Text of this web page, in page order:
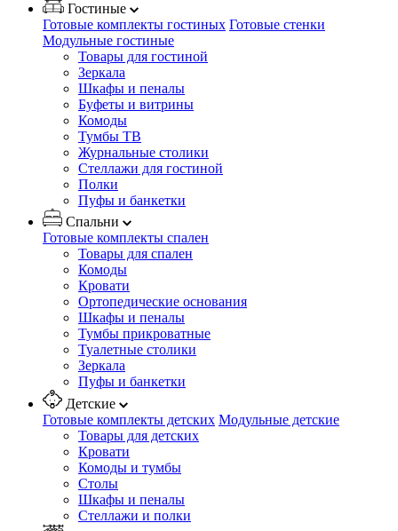
Гостиные
Готовые комплекты гостиных Готовые стенки
Модульные гостиные
Товары для гостиной
Зеркала
Шкафы и пеналы
Буфеты и витрины
Комоды
Тумбы ТВ
Журнальные столики
Стеллажи для гостиной
Полки
Пуфы и банкетки
Спальни
Готовые комплекты спален
Товары для спален
Комоды
Кровати
Ортопедические основания
Шкафы и пеналы
Тумбы прикроватные
Туалетные столики
Зеркала
Пуфы и банкетки
Детские
Готовые комплекты детских Модульные детские
Товары для детских
Кровати
Комоды и тумбы
Столы
Шкафы и пеналы
Стеллажи и полки